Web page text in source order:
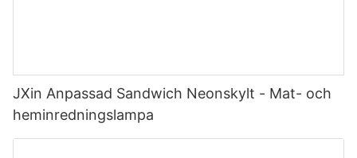
JXin Anpassad Sandwich Neonskylt - Mat- och
heminredningslampa